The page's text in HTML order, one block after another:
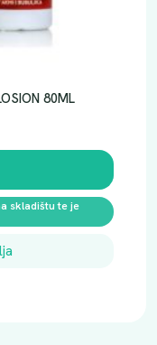
80ML
skladištu te je